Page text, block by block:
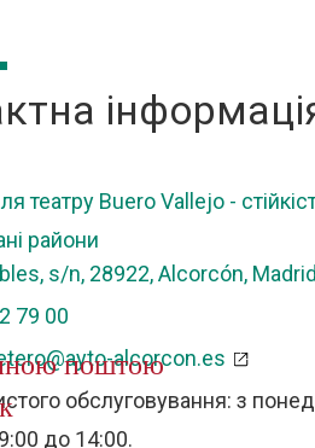
театру Buero Vallejo -
райони
s/n, 28922, Alcorcón, Madrid
79 00
поштою
alcorcon.es
обслуговування: з
до 14:00.